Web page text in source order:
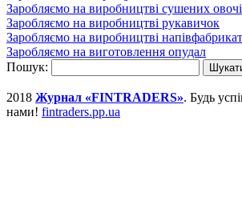
Заробляємо на виробництві сушених
Заробляємо на виробництві рукавичок
Заробляємо на виробництві
Заробляємо на виготовлення опудал
Пошук:
2018 Журнал «FINTRADERS». Будь
нами! fintraders.pp.ua